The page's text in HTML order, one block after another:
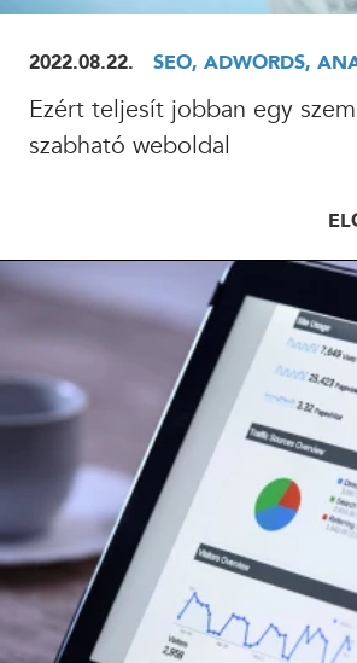
2022.08.22. SEO, ADWORDS,
Ezért teljesít jobban egy
szabható weboldal
ELOLVASOM